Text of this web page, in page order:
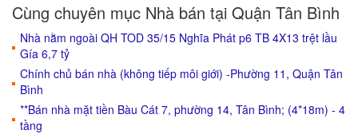
Cùng chuyên mục Nhà bán tại Quận Tân Bình
Nhà nằm ngoài QH TOD 35/15 Nghĩa Phát p6 TB 4X13 trệt lầu
Gía 6,7 tỷ
Chính chủ bán nhà (không tiếp môi giới) -Phường 11, Quận Tân
Bình
**Bán nhà mặt tiền Bàu Cát 7, phường 14, Tân Bình; (4*18m) - 4
tầng